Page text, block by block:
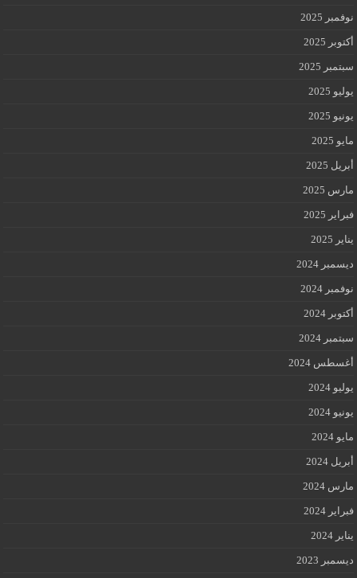
نوفمبر 2025
أكتوبر 2025
سبتمبر 2025
يوليو 2025
يونيو 2025
مايو 2025
أبريل 2025
مارس 2025
فبراير 2025
يناير 2025
ديسمبر 2024
نوفمبر 2024
أكتوبر 2024
سبتمبر 2024
أغسطس 2024
يوليو 2024
يونيو 2024
مايو 2024
أبريل 2024
مارس 2024
فبراير 2024
يناير 2024
ديسمبر 2023